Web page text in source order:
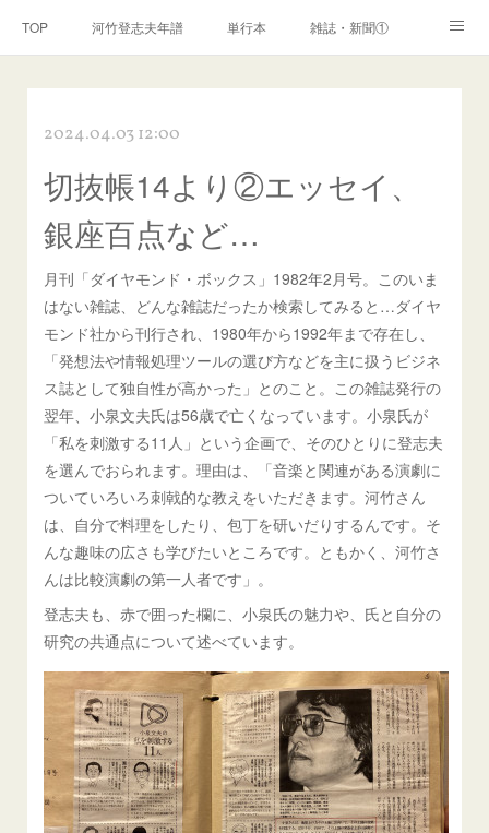
TOP 河竹登志夫年譜 単行本 雑誌・新聞①
河竹繁俊 年譜 河竹黙阿弥 年譜
2024.04.03 12:00
切抜帳14より②エッセイ、
銀座百点など…
月刊「ダイヤモンド・ボックス」1982年2月号。このいま
はない雑誌、どんな雑誌だったか検索してみると…ダイヤ
モンド社から刊行され、1980年から1992年まで存在し、
「発想法や情報処理ツールの選び方などを主に扱うビジネ
ス誌として独自性が高かった」とのこと。この雑誌発行の
翌年、小泉文夫氏は56歳で亡くなっています。小泉氏が
「私を刺激する11人」という企画で、そのひとりに登志夫
を選んでおられます。理由は、「音楽と関連がある演劇に
ついていろいろ刺戟的な教えをいただきます。河竹さん
は、自分で料理をしたり、包丁を研いだりするんです。そ
んな趣味の広さも学びたいところです。ともかく、河竹さ
んは比較演劇の第一人者です」。
登志夫も、赤で囲った欄に、小泉氏の魅力や、氏と自分の
研究の共通点について述べています。